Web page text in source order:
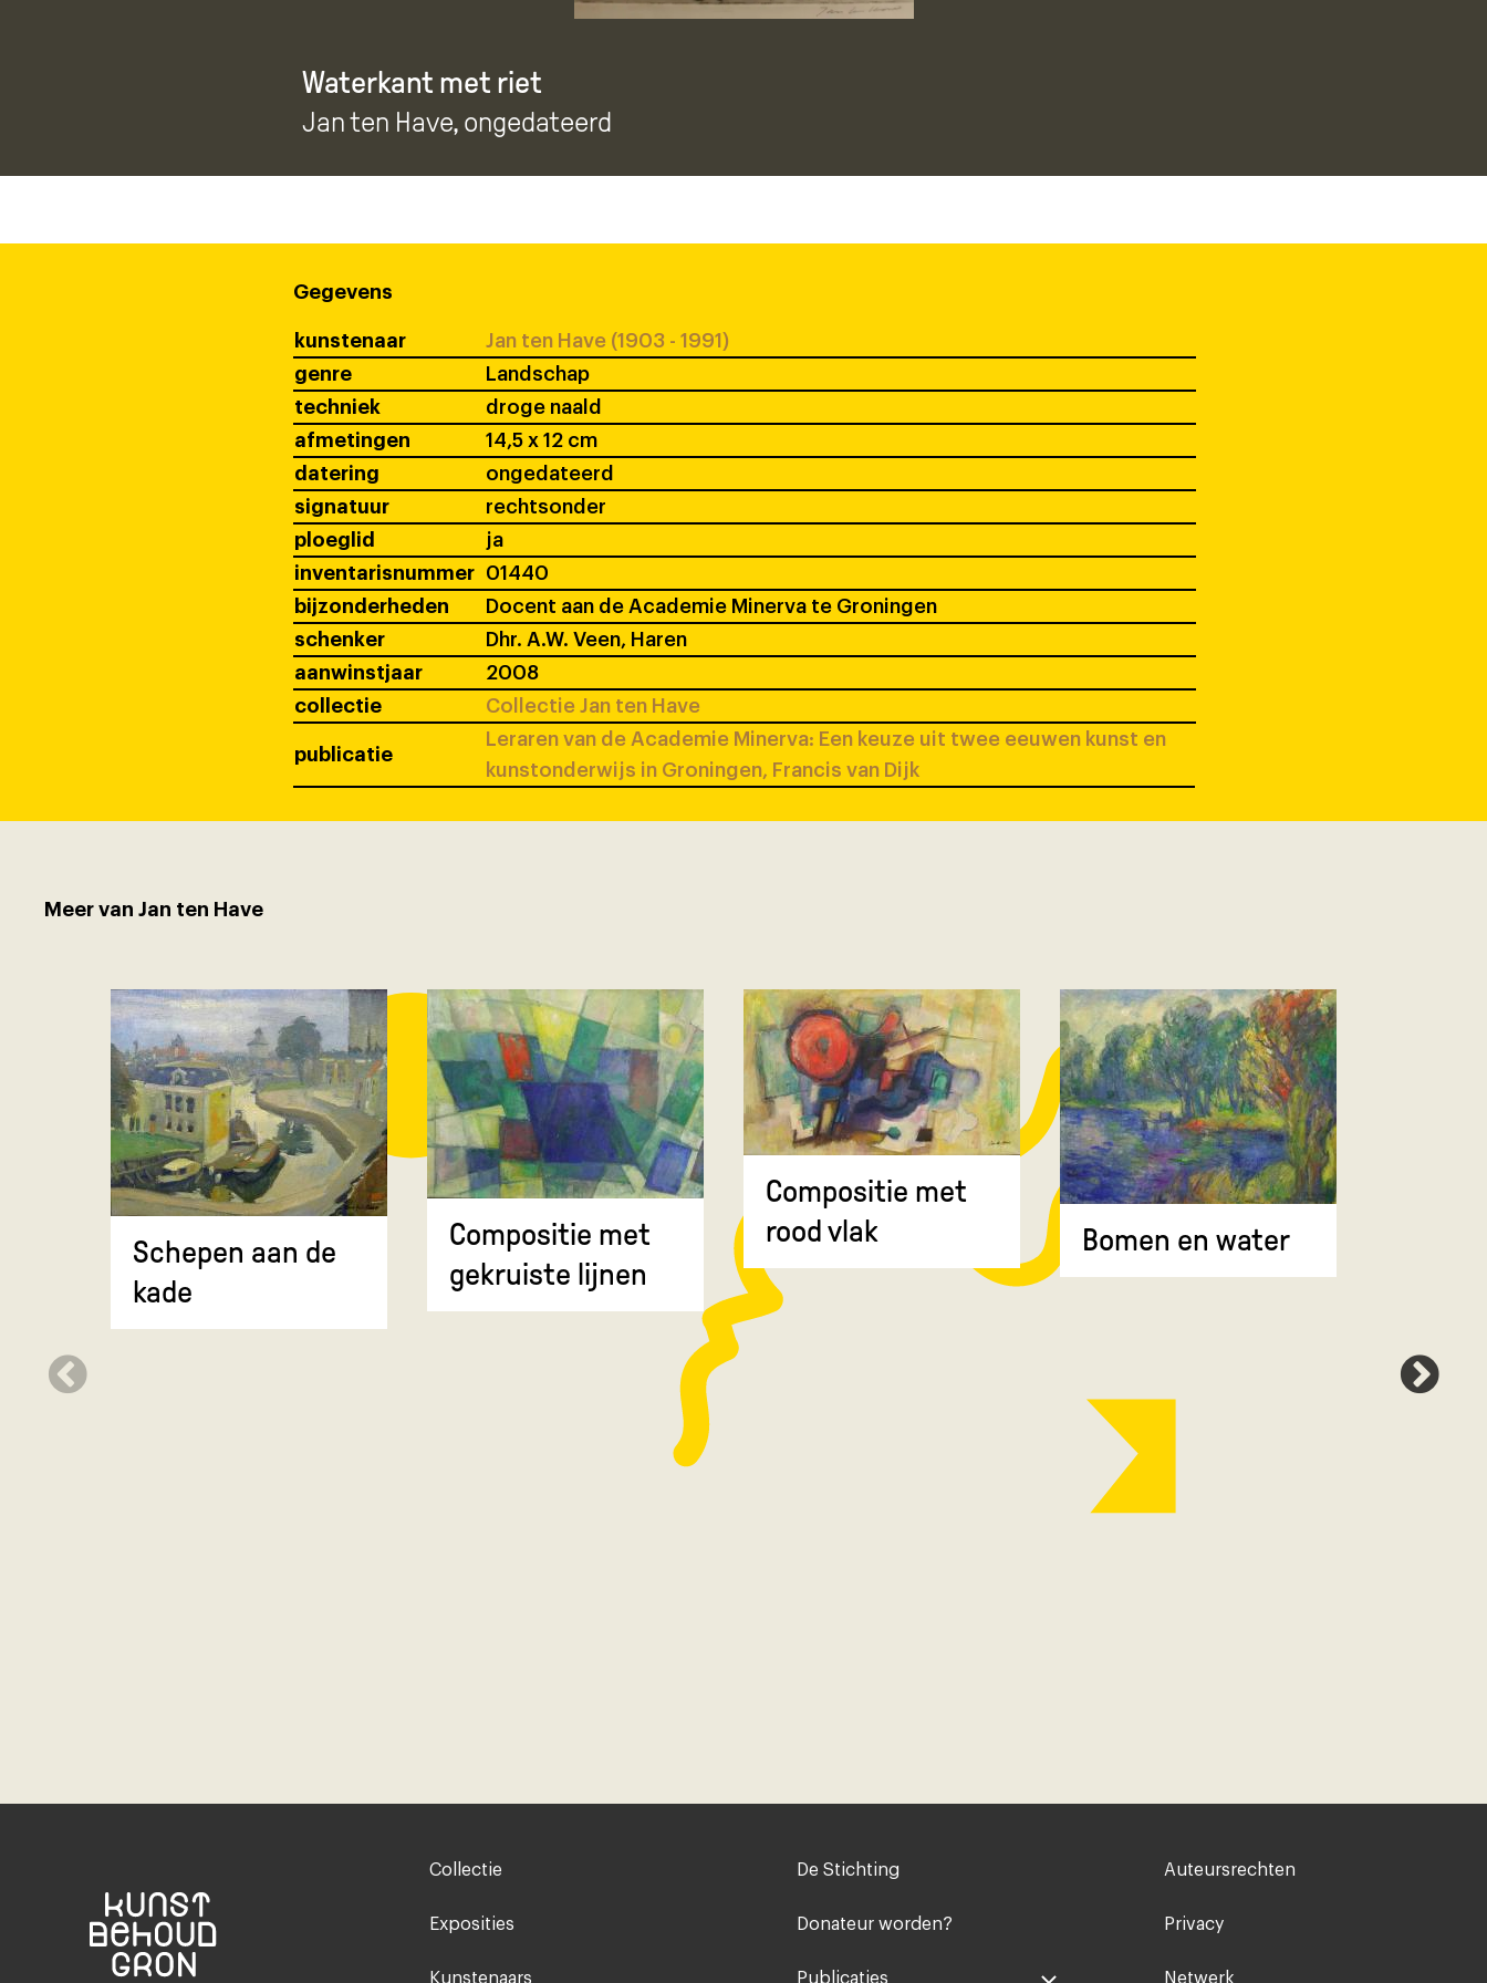
Waterkant met riet
Jan ten Have, ongedateerd
Gegevens
kunstenaar
Jan ten Have (1903 - 1991)
genre
Landschap
techniek
droge naald
afmetingen
14,5 x 12 cm
datering
ongedateerd
signatuur
rechtsonder
ploeglid
ja
inventarisnummer
01440
bijzonderheden
Docent aan de Academie Minerva te Groningen
schenker
Dhr. A.W. Veen, Haren
aanwinstjaar
2008
collectie
Collectie Jan ten Have
publicatie
Leraren van de Academie Minerva: Een keuze uit twee eeuwen kunst en
kunstonderwijs in Groningen, Francis van Dijk
Meer van Jan ten Have
Schepen aan de
kade
Compositie met
gekruiste lijnen
Compositie met
rood vlak
Bomen en water
Footer-
Collectie
Exposities
Kunstenaars
Voet
De Stichting
Donateur worden?
Publicaties
Voet
Auteursrechten
Privacy
Netwerk